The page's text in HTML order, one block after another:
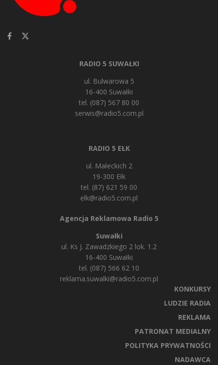
RADIO 5 SUWAŁKI
ul. Bulwarowa 5
16-400 Suwałki
tel. (087) 567 80 00
serwis@radio5.com.pl
RADIO 5 EŁK
ul. Małeckich 2
19-300 Ełk
tel. (87) 621 59 00
elk@radio5.com.pl
Agencja Reklamowa Radio 5
Suwałki
ul. Ks J. Zawadzkiego 2 lok. 1.2
16-400 Suwałki
tel. (087) 566 62 10
reklama.suwalki@radio5.com.pl
KONKURSY
LUDZIE RADIA
REKLAMA
PATRONAT MEDIALNY
POLITYKA PRYWATNOŚCI
NADAWCA